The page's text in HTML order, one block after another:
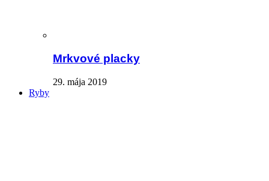
Mrkvové placky
29. mája 2019
Ryby